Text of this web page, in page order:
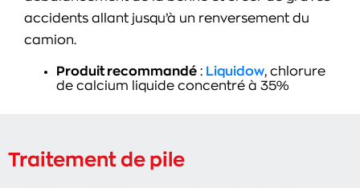
accidents allant jusqu’à un renversement du
camion.
Produit recommandé : Liquidow, chlorure
de calcium liquide concentré à 35%
Traitement de pile